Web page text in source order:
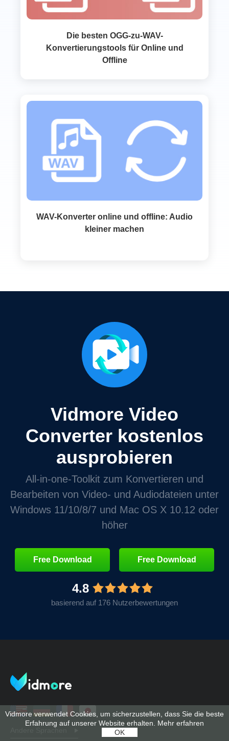
Die besten OGG-zu-WAV-
Konvertierungstools für Online und
Offline
WAV-Konverter online und offline: Audio
kleiner machen
Vidmore Video
Converter kostenlos
ausprobieren
All‑in‑one‑Toolkit zum Konvertieren und
Bearbeiten von Video‑ und Audiodateien unter
Windows 11/10/8/7 und Mac OS X 10.12 oder
höher
Free Download Free Download
4.8
basierend auf 176 Nutzerbewertungen
Vidmore verwendet Cookies, um sicherzustellen, dass Sie die beste
Erfahrung auf unserer Website erhalten. Mehr erfahren
OK